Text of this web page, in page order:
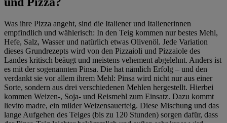
Was ihre Pizza angeht, sind die Italiener und Italienerinnen
empfindlich und wählerisch: In den Teig kommen nur bestes Mehl,
Hefe, Salz, Wasser und natürlich etwas Olivenöl. Jede Variation
dieses Grundrezepts wird von den Pizzaioli und Pizzaiole des
Landes kritisch beäugt und meistens vehement abgelehnt. Anders ist
es mit der sogenannten Pinsa. Die hat nämlich Erfolg – und den
verdankt sie vor allem ihrem Mehl: Pinsa wird nicht nur aus einer
Sorte, sondern aus drei verschiedenen Mehlen hergestellt. Hierbei
kommen Weizen-, Soja- und Reismehl zum Einsatz. Dazu kommt
lievito madre, ein milder Weizensauerteig. Diese Mischung und das
lange Aufgehen des Teiges (bis zu 120 Stunden) sorgen dafür, dass